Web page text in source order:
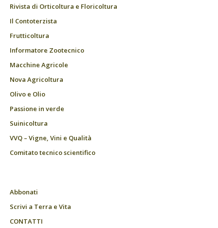
Rivista di Orticoltura e Floricoltura
Il Contoterzista
Frutticoltura
Informatore Zootecnico
Macchine Agricole
Nova Agricoltura
Olivo e Olio
Passione in verde
Suinicoltura
VVQ – Vigne, Vini e Qualità
Comitato tecnico scientifico
Abbonati
Scrivi a Terra e Vita
CONTATTI